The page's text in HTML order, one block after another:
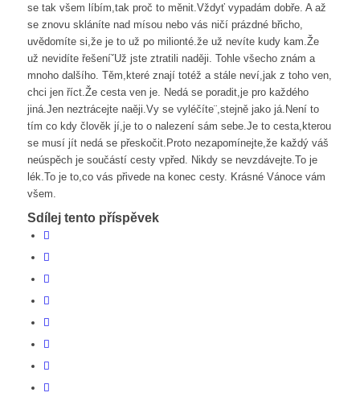
se tak všem líbím,tak proč to měnit.Vždyť vypadám dobře. A až
se znovu skláníte nad mísou nebo vás ničí prázdné břicho,
uvědomíte si,že je to už po milionté.že už nevíte kudy kam.Že
už nevidíte řešeníˇUž jste ztratili naději. Tohle všecho znám a
mnoho dalšího. Těm,které znají totéž a stále neví,jak z toho ven,
chci jen říct.Že cesta ven je. Nedá se poradit,je pro každého
jiná.Jen neztrácejte naěji.Vy se vyléčíte¨,stejně jako já.Není to
tím co kdy člověk jí,je to o nalezení sám sebe.Je to cesta,kterou
se musí jít nedá se přeskočit.Proto nezapomínejte,že každý váš
neúspěch je součástí cesty vpřed. Nikdy se nevzdávejte.To je
lék.To je to,co vás přivede na konec cesty. Krásné Vánoce vám
všem.
Sdílej tento příspěvek